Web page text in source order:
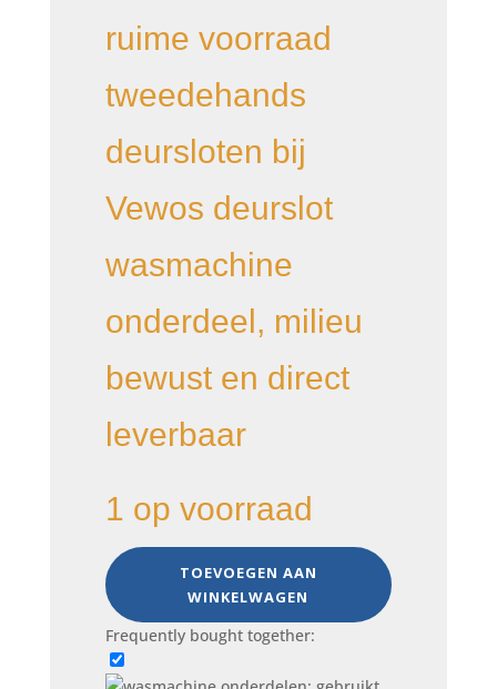
ruime voorraad
tweedehands
deursloten bij
Vewos deurslot
wasmachine
onderdeel, milieu
bewust en direct
leverbaar
1 op voorraad
deurslot
type
DMS69,
569517,
461971428361,
3626926
TOEVOEGEN AAN
WINKELWAGEN
Frequently bought together: